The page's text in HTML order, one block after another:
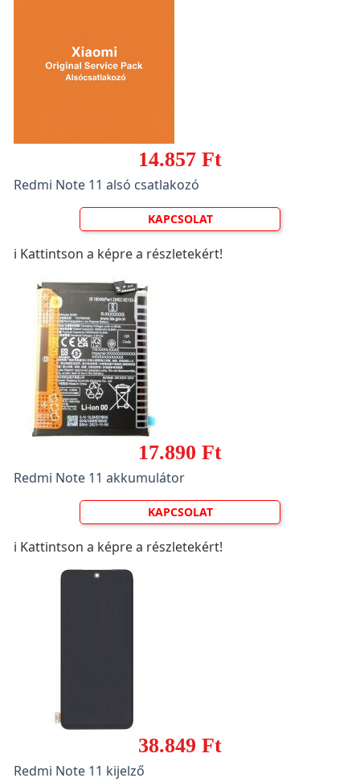
14.857 Ft
Redmi Note 11 alsó csatlakozó
KAPCSOLAT
ℹ️ Kattintson a képre a részletekért!
17.890 Ft
Redmi Note 11 akkumulátor
KAPCSOLAT
ℹ️ Kattintson a képre a részletekért!
38.849 Ft
Redmi Note 11 kijelző